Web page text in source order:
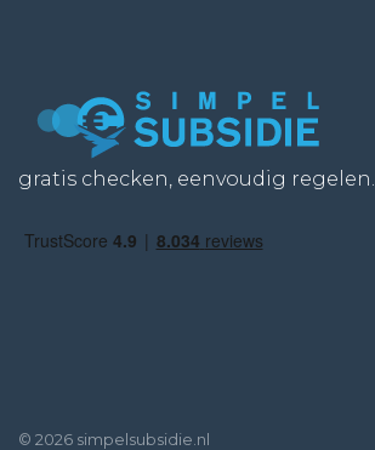
gratis checken, eenvoudig regelen.
© 2026 simpelsubsidie.nl